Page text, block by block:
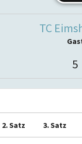
TC
5
2. Satz 3. Satz